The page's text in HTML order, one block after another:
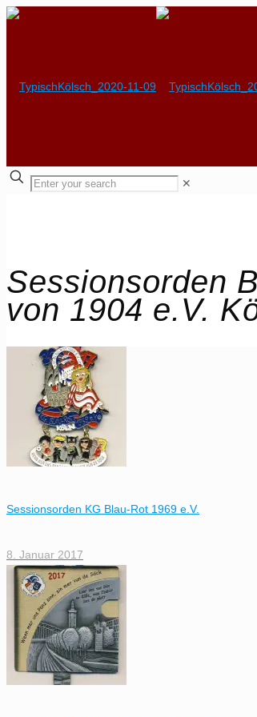
✕
Sessionsorden
von 1904 e.V.
Sessionsorden KG Blau-Rot 1969 e.V.
8. Januar 2017